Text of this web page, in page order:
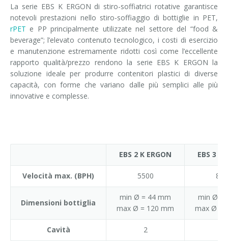
La serie EBS K ERGON di stiro-soffiatrici rotative garantisce
notevoli prestazioni nello stiro-soffiaggio di bottiglie in PET,
rPET e PP principalmente utilizzate nel settore del “food &
beverage”; l’elevato contenuto tecnologico, i costi di esercizio
e manutenzione estremamente ridotti così come l’eccellente
rapporto qualità/prezzo rendono la serie EBS K ERGON la
soluzione ideale per produrre contenitori plastici di diverse
capacità, con forme che variano dalle più semplici alle più
innovative e complesse.
EBS 2 K ERGON EBS 3 K
Velocità max. (BPH) 5500
Dimensioni bottiglia
min Ø = 44 mm
max Ø = 120 mm
min Ø =
max Ø =
Cavità 2